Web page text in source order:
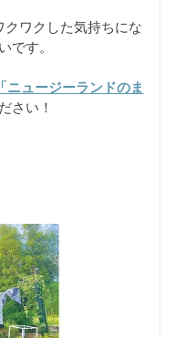
ワクした気持ちにな
です。
「ニュージーランドのま
さい！